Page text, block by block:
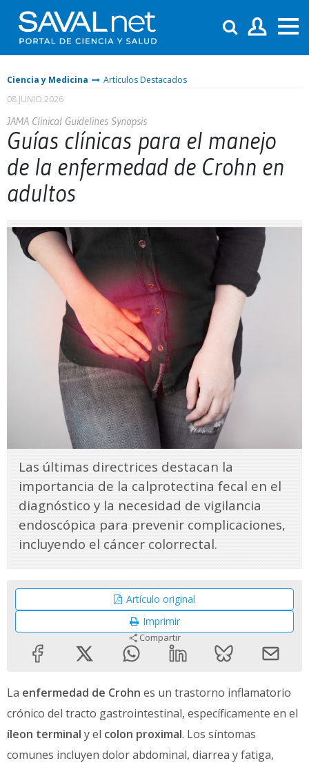
Ciencia y Medicina
Artículos Destacados
08 JUNIO 2026
JAMA Clinical Guidelines Synopsis
Guías clínicas para el manejo
de la enfermedad de Crohn en
adultos
Las últimas directrices destacan la
importancia de la calprotectina fecal en el
diagnóstico y la necesidad de vigilancia
endoscópica para prevenir complicaciones,
incluyendo el cáncer colorrectal.
Artículo original
Imprimir
Compartir
La enfermedad de Crohn es un trastorno inflamatorio
crónico del tracto gastrointestinal, específicamente en el
íleon terminal y el colon proximal. Los síntomas
comunes incluyen dolor abdominal, diarrea y fatiga,